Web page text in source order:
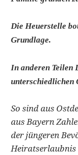
Die Heuerstelle
Grundlage.
In anderen Teilen
unterschiedlichen
So sind aus
aus Bayern
der jüngeren
Heiratserlaubnis